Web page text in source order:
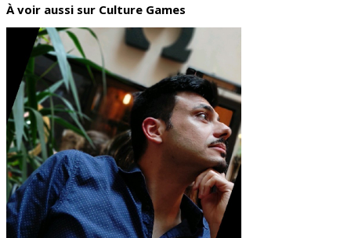
À voir aussi sur Culture Games